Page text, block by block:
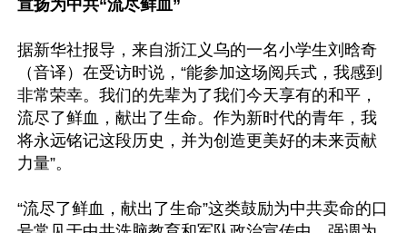
宣扬为中共“流尽鲜血”
据新华社报导，来自浙江义乌的一名小学生刘晗奇
（音译）在受访时说，“能参加这场阅兵式，我感到
非常荣幸。我们的先辈为了我们今天享有的和平，
流尽了鲜血，献出了生命。作为新时代的青年，我
将永远铭记这段历史，并为创造更美好的未来贡献
力量”。
“流尽了鲜血，献出了生命”这类鼓励为中共卖命的口